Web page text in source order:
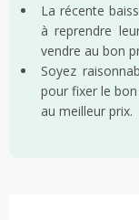
La récente
à reprendre
vendre au bon
Soyez
pour fixer le
au meilleur prix.